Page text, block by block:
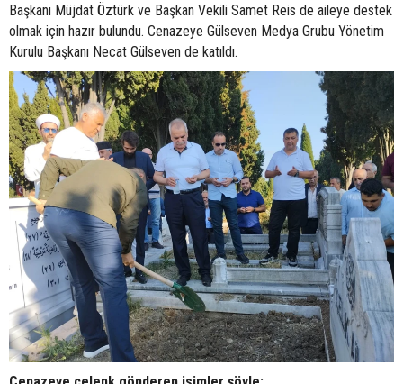
Başkanı Müjdat Öztürk ve Başkan Vekili Samet Reis de aileye destek
olmak için hazır bulundu. Cenazeye Gülseven Medya Grubu Yönetim
Kurulu Başkanı Necat Gülseven de katıldı.